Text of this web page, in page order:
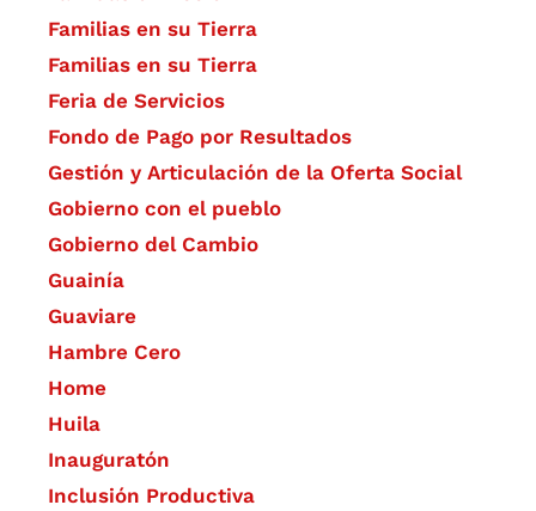
Familias en su Tierra
Familias en su Tierra
Feria de Servicios
Fondo de Pago por Resultados
Gestión y Articulación de la Oferta Social
Gobierno con el pueblo
Gobierno del Cambio
Guainía
Guaviare
Hambre Cero
Home
Huila
Inauguratón
Inclusión Productiva